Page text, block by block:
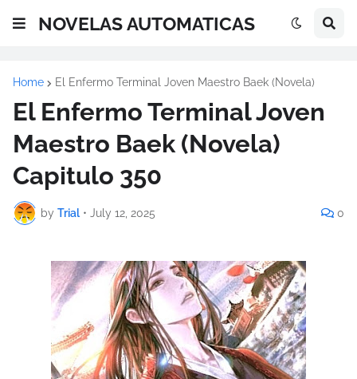
NOVELAS AUTOMATICAS
Home El Enfermo Terminal Joven Maestro Baek (Novela)
El Enfermo Terminal Joven
Maestro Baek (Novela)
Capitulo 350
by Trial • July 12, 2025 0